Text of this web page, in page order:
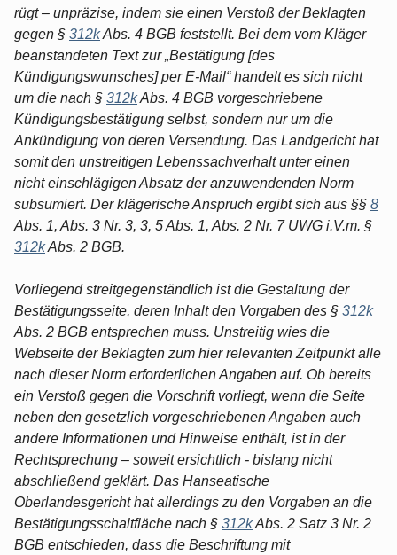
rügt – unpräzise, indem sie einen Verstoß der Beklagten
gegen § 312kAbs. 4 BGB feststellt. Bei dem vom Kläger
beanstandeten Text zur „Bestätigung [des
Kündigungswunsches] per E-Mail“ handelt es sich nicht
um die nach § 312kAbs. 4 BGB vorgeschriebene
Kündigungsbestätigung selbst, sondern nur um die
Ankündigung von deren Versendung. Das Landgericht hat
somit den unstreitigen Lebenssachverhalt unter einen
nicht einschlägigen Absatz der anzuwendenden Norm
subsumiert. Der klägerische Anspruch ergibt sich aus §§ 8
Abs. 1, Abs. 3 Nr. 3, 3, 5 Abs. 1, Abs. 2 Nr. 7 UWG i.V.m. §
312kAbs. 2 BGB.
Vorliegend streitgegenständlich ist die Gestaltung der
Bestätigungsseite, deren Inhalt den Vorgaben des § 312k
Abs. 2 BGB entsprechen muss. Unstreitig wies die
Webseite der Beklagten zum hier relevanten Zeitpunkt alle
nach dieser Norm erforderlichen Angaben auf. Ob bereits
ein Verstoß gegen die Vorschrift vorliegt, wenn die Seite
neben den gesetzlich vorgeschriebenen Angaben auch
andere Informationen und Hinweise enthält, ist in der
Rechtsprechung – soweit ersichtlich - bislang nicht
abschließend geklärt. Das Hanseatische
Oberlandesgericht hat allerdings zu den Vorgaben an die
Bestätigungsschaltfläche nach § 312kAbs. 2 Satz 3 Nr. 2
BGB entschieden, dass die Beschriftung mit